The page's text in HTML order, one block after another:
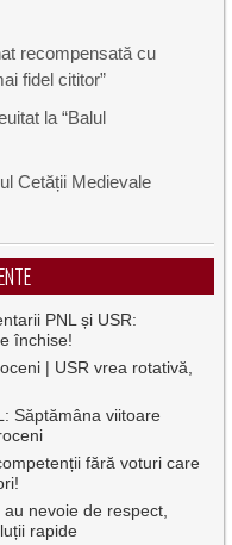
recompensată cu
fidel cititor”
la “Balul
Cetății Medievale
PNL și USR:
închise!
| USR vrea rotativă,
Săptămâna viitoare
fără voturi care
nevoie de respect,
rapide